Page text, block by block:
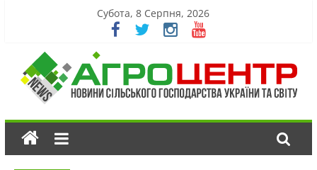
Субота, 8 Серпня, 2026